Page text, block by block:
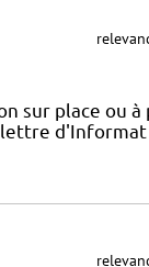
sur place ou à
lettre d'Informat